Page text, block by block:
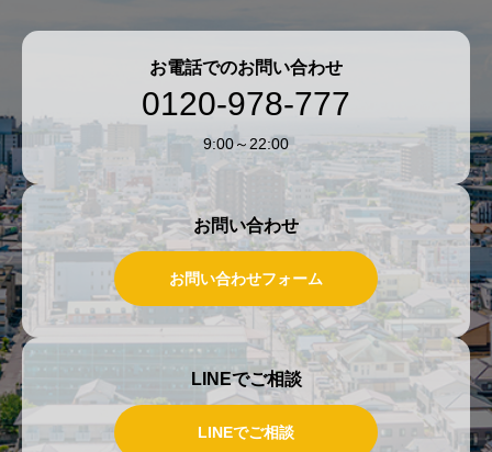
お電話でのお問い合わせ
0120-978-777
9:00～22:00
お問い合わせ
お問い合わせフォーム
LINEでご相談
LINEでご相談